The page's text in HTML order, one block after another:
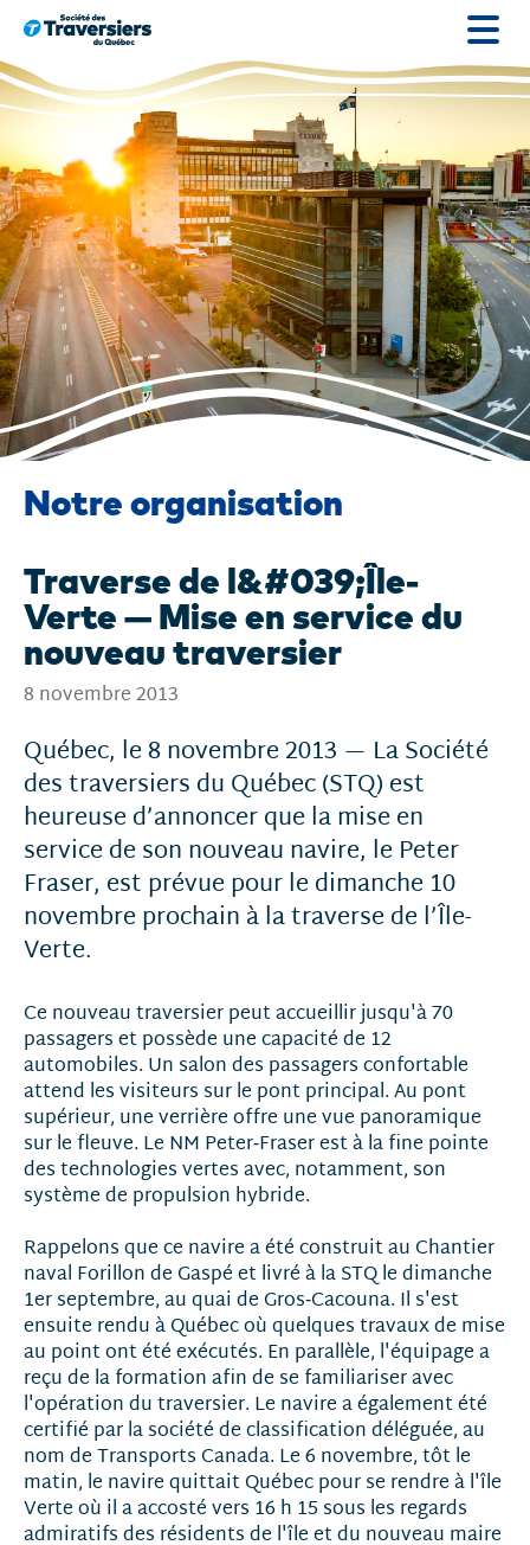
Passer
au
contenu
Notre organisation
Traverse de l&#039;Île-
Verte — Mise en service du
nouveau traversier
8 novembre 2013
Québec, le 8 novembre 2013 — La Société
des traversiers du Québec (STQ) est
heureuse d’annoncer que la mise en
service de son nouveau navire, le Peter
Fraser, est prévue pour le dimanche 10
novembre prochain à la traverse de l’Île-
Verte.
Ce nouveau traversier peut accueillir jusqu'à 70
passagers et possède une capacité de 12
automobiles. Un salon des passagers confortable
attend les visiteurs sur le pont principal. Au pont
supérieur, une verrière offre une vue panoramique
sur le fleuve. Le NM Peter‑Fraser est à la fine pointe
des technologies vertes avec, notamment, son
système de propulsion hybride.
Rappelons que ce navire a été construit au Chantier
naval Forillon de Gaspé et livré à la STQ le dimanche
1er septembre, au quai de Gros‑Cacouna. Il s'est
ensuite rendu à Québec où quelques travaux de mise
au point ont été exécutés. En parallèle, l'équipage a
reçu de la formation afin de se familiariser avec
l'opération du traversier. Le navire a également été
certifié par la société de classification déléguée, au
nom de Transports Canada. Le 6 novembre, tôt le
matin, le navire quittait Québec pour se rendre à l'île
Verte où il a accosté vers 16 h 15 sous les regards
admiratifs des résidents de l'île et du nouveau maire